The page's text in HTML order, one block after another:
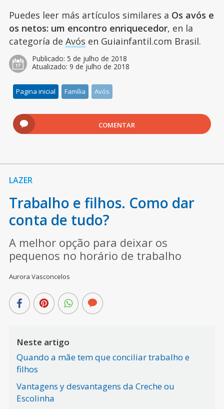
Puedes leer más artículos similares a Os avós e
os netos: um encontro enriquecedor, en la
categoría de Avós en Guiainfantil.com Brasil.
Publicado: 5 de julho de 2018
Atualizado: 9 de julho de 2018
Pagina inicial Família Avós
COMENTAR
LAZER
Trabalho e filhos. Como dar
conta de tudo?
A melhor opção para deixar os
pequenos no horário de trabalho
Aurora Vasconcelos
Neste artigo
Quando a mãe tem que conciliar trabalho e
filhos
Vantagens y desvantagens da Creche ou
Escolinha